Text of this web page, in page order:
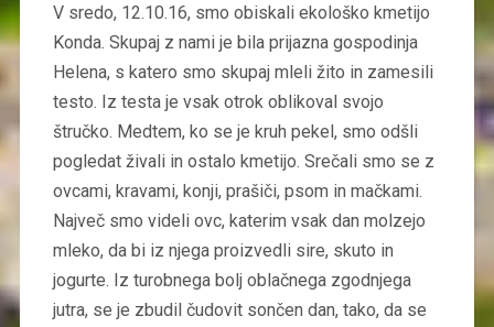
V sredo, 12.10.16, smo obiskali ekološko kmetijo
Konda. Skupaj z nami je bila prijazna gospodinja
Helena, s katero smo skupaj mleli žito in zamesili
testo. Iz testa je vsak otrok oblikoval svojo
štručko. Medtem, ko se je kruh pekel, smo odšli
pogledat živali in ostalo kmetijo. Srečali smo se z
ovcami, kravami, konji, prašiči, psom in mačkami.
Največ smo videli ovc, katerim vsak dan molzejo
mleko, da bi iz njega proizvedli sire, skuto in
jogurte. Iz turobnega bolj oblačnega zgodnjega
jutra, se je zbudil čudovit sončen dan, tako, da se